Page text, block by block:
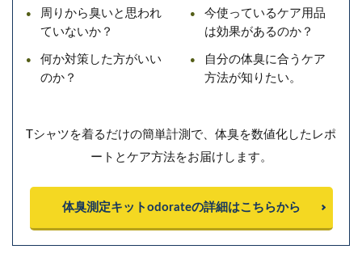
周りから臭いと思われ
ていないか？
何か対策した方がいい
のか？
今使っているケア用品
は効果があるのか？
自分の体臭に合うケア
方法が知りたい。
Tシャツを着るだけの簡単計測で、体臭を数値化したレポ
ートとケア方法をお届けします。
体臭測定キットodorateの詳細はこちらから